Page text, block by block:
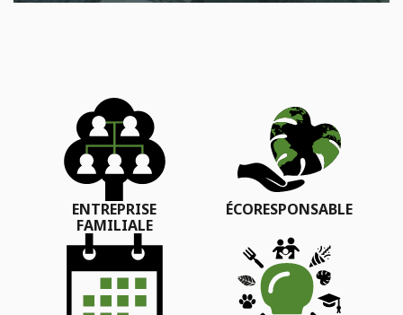
ENTREPRISE
FAMILIALE
ÉCORESPONSABLE